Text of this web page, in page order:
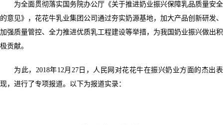
为全面贯彻落实国务院办公厅《关于推进奶业振兴保障乳品质量安全
的意见》，花花牛乳业集团公司通过夯实奶源基地，加大产品创新研发、
加强质量管控、全力推进优质乳工程建设等举措，为我国奶业振兴做出积
极贡献。
为此，2018年12月27日，人民网对花花牛在振兴奶业方面的杰出表
现，进行了专项报道。以下为报道实录：